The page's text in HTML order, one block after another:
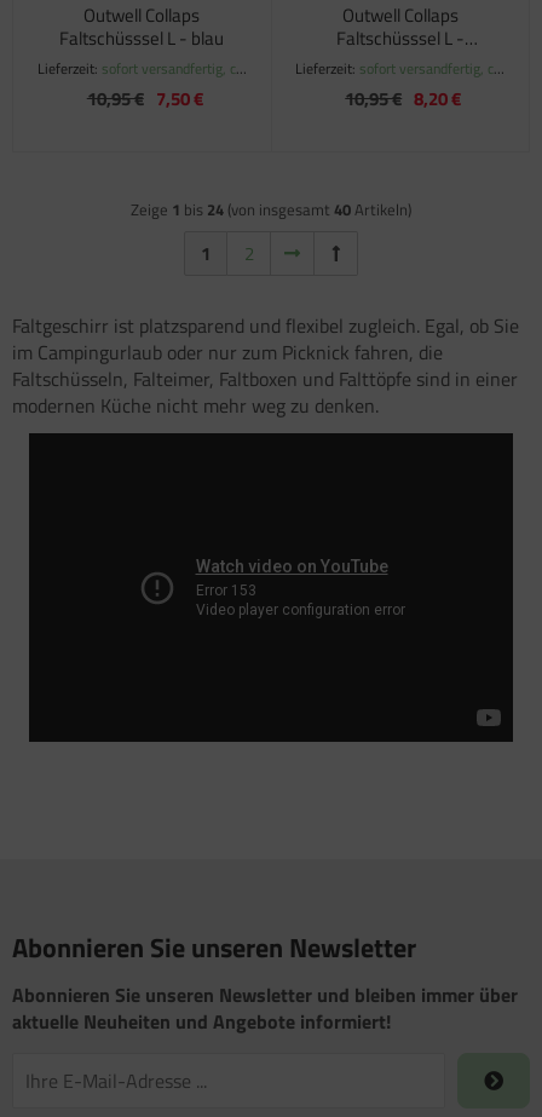
Outwell Collaps
Faltschüsssel L - blau
Lieferzeit: sofort versandfertig, ca.
1-3 Werktage
10,95 € 7,50 €
Outwell Collaps
Faltschüsssel L -
dunkelblau
Lieferzeit: sofort versandfertig, ca.
1-3 Werktage
10,95 € 8,20 €
Zeige 1 bis 24 (von insgesamt 40Artikeln)
1 2
Faltgeschirr ist platzsparend und flexibel zugleich. Egal, ob Sie
im Campingurlaub oder nur zum Picknick fahren, die
Faltschüsseln, Falteimer, Faltboxen und Falttöpfe sind in einer
modernen Küche nicht mehr weg zu denken.
Abonnieren Sie unseren Newsletter
Abonnieren Sie unseren Newsletter und bleiben immer über
aktuelle Neuheiten und Angebote informiert!